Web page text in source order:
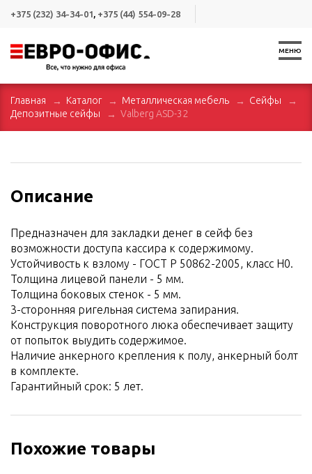
+375 (232) 34-34-01, +375 (44) 554-09-28
МЕНЮ
Главная Каталог Металлическая мебель
Сейфы
Депозитные сейфы
Valberg ASD-32
Описание
Предназначен для закладки денег в сейф без
возможности доступа кассира к содержимому.
Устойчивость к взлому - ГОСТ Р 50862-2005, класс Н0.
Толщина лицевой панели - 5 мм.
Толщина боковых стенок - 5 мм.
3-сторонняя ригельная система запирания.
Конструкция поворотного люка обеспечивает защиту
от попыток выудить содержимое.
Наличие анкерного крепления к полу, анкерный болт
в комплекте.
Гарантийный срок: 5 лет.
Похожие товары